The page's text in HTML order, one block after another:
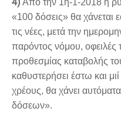
Από την 1η-1-2018 η
«100 δόσεις» θα χάνεται
τις νέες, μετά την
παρόντος νόμου, οφειλές
προθεσμίας καταβολής
καθυστερήσει έστω και
χρέους, θα χάνει
δόσεων».